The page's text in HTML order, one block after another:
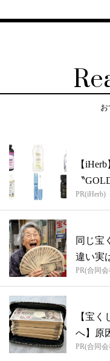
【
〝
PR(iHerb)
同じ宝
違い実
PR(合同
【宝
へ】原
PR(合同